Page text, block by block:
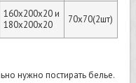
160х200х20 и
180х200х20
70х70(2шт)
нужно постирать белье.